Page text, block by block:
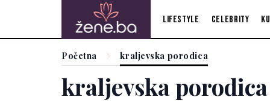
Lifestyle Celebrity
Početna kraljevska porodica
kraljevska porodica